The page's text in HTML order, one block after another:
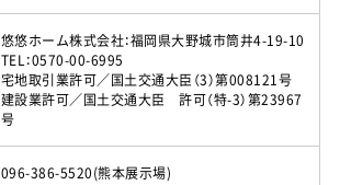
悠悠ホーム株式会社：福岡県大野城市筒井4-19-10
TEL：0570-00-6995
宅地取引業許可／国土交通大臣（3）第008121号
建設業許可／国土交通大臣 許可（特-3）第23967
号
096-386-5520(熊本展示場)